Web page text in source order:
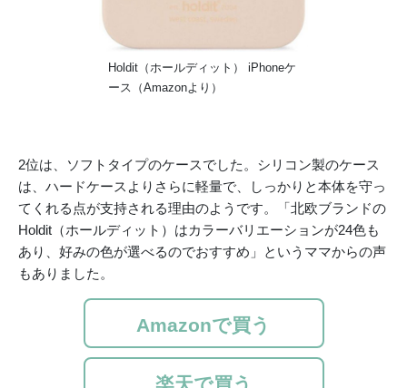
Holdit（ホールディット） iPhoneケ
ース（Amazonより）
2位は、ソフトタイプのケースでした。シリコン製のケース
は、ハードケースよりさらに軽量で、しっかりと本体を守っ
てくれる点が支持される理由のようです。「北欧ブランドの
Holdit（ホールディット）はカラーバリエーションが24色も
あり、好みの色が選べるのでおすすめ」というママからの声
もありました。
Amazonで買う